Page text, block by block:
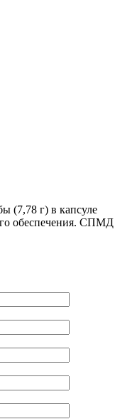
(7,78 г) в капсуле
обеспечения. СПМД